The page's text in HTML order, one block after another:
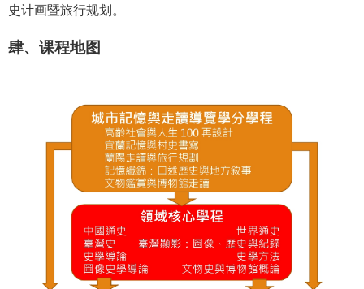
史计画暨旅行规划。
肆、课程地图